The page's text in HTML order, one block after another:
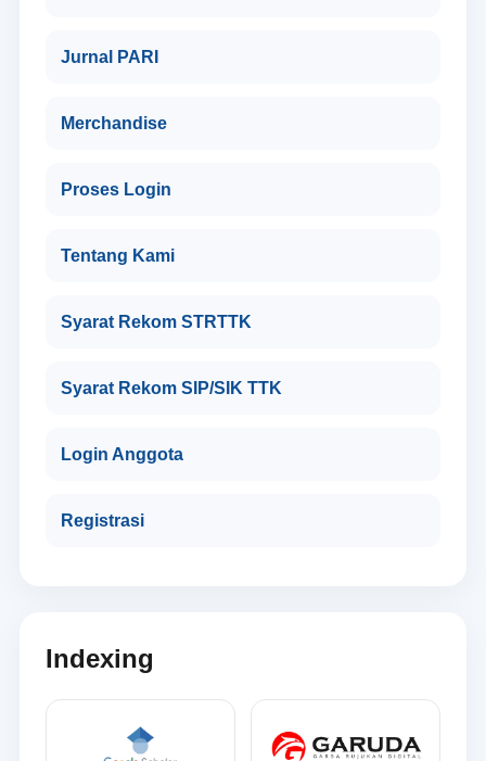
Jurnal PARI
Merchandise
Proses Login
Tentang Kami
Syarat Rekom STRTTK
Syarat Rekom SIP/SIK TTK
Login Anggota
Registrasi
Indexing